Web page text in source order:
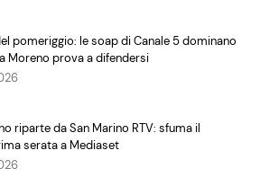
pomeriggio: le soap di Canale 5 dominano
Moreno prova a difendersi
riparte da San Marino RTV: sfuma il
serata a Mediaset